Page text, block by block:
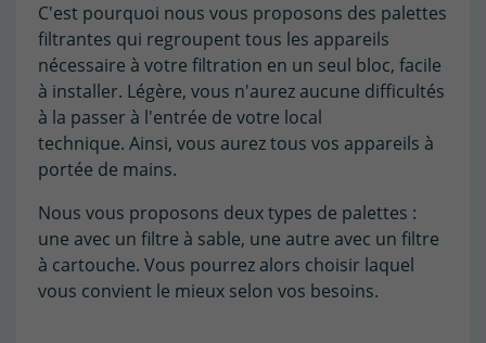
C'est pourquoi nous vous proposons des palettes
filtrantes qui regroupent tous les appareils
nécessaire à votre filtration en un seul bloc, facile
à installer. Légère, vous n'aurez aucune difficultés
à la passer à l'entrée de votre local
technique. Ainsi, vous aurez tous vos appareils à
portée de mains.
Nous vous proposons deux types de palettes :
une avec un filtre à sable, une autre avec un filtre
à cartouche. Vous pourrez alors choisir laquel
vous convient le mieux selon vos besoins.